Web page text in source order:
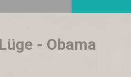
- Obama